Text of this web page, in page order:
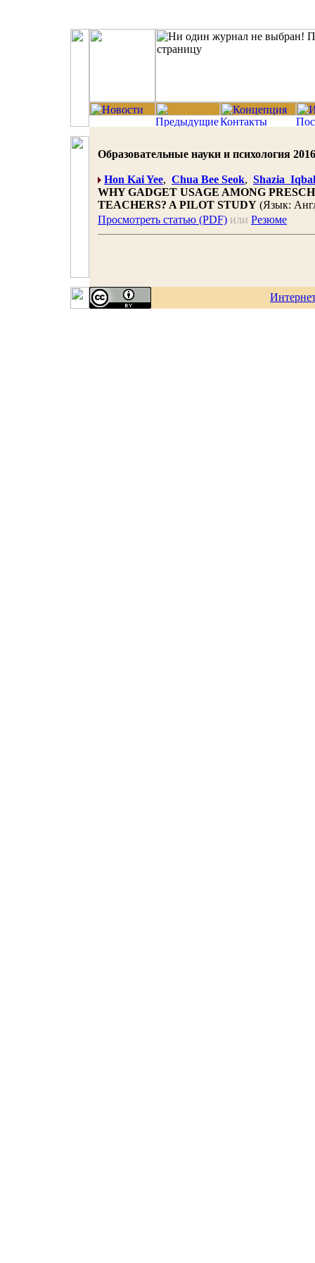
Образовательные науки и психология
Hon Kai Yee, Chua Bee Seok, Shazia
WHY GADGET USAGE AMONG
TEACHERS? A PILOT STUDY (Язык:
Просмотреть статью (PDF) или Резюме